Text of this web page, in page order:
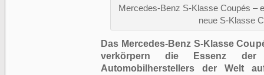
Mercedes-Benz S-Klasse Coupés –
neue S-Klasse
Das Mercedes-Benz S-Klasse
verkörpern die Essenz der
Automobilherstellers der Welt